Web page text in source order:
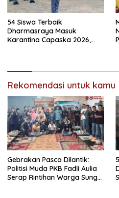
54 Siswa Terbaik
Dharmasraya Masuk
Karantina Capaska 2026,
Rekomendasi untuk kamu
Gebrakan Pasca Dilantik:
Politisi Muda PKB Fadli Aulia
Serap Rintihan Warga Sungai